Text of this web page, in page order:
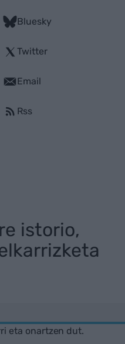
Bluesky
Twitter
Email
Rss
istorio,
eta onartzen dut.